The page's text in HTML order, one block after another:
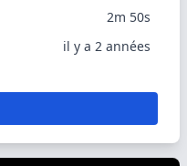
2m 50s
il y a 2 années